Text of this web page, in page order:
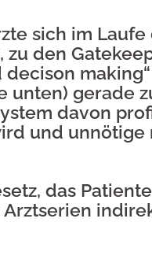
sich im
den
unten) gerade
davon
und unnötige
das